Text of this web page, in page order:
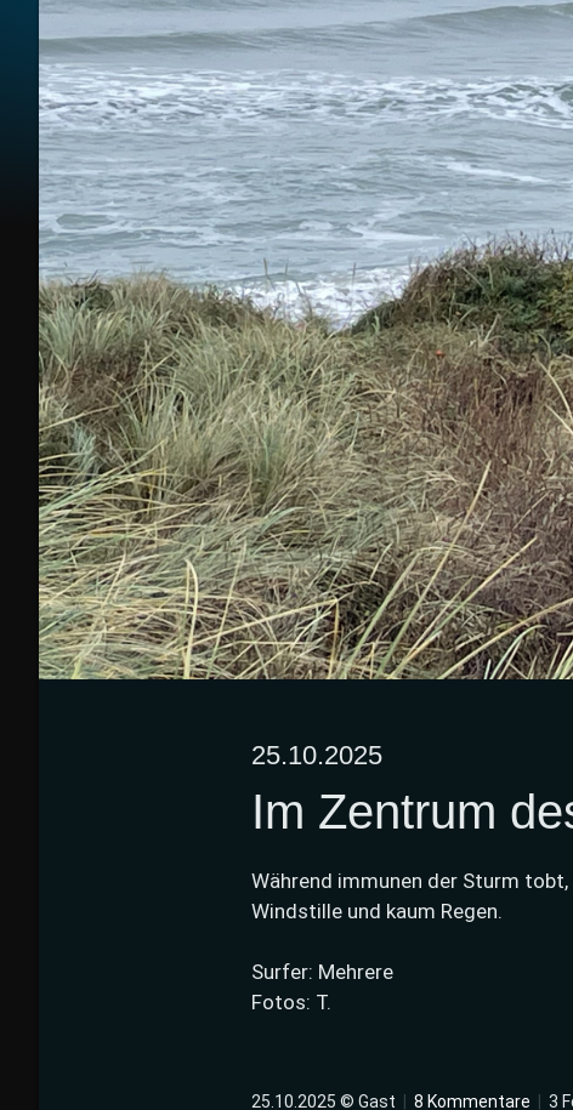
25.10.2025
Im Zentrum
Während immunen der Sturm
Windstille und kaum Regen.
Surfer: Mehrere
Fotos: T.
25.10.2025 © Gast 8 Kommentare 3